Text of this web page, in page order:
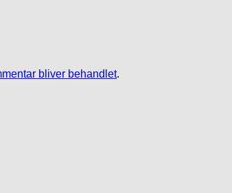
bliver behandlet.